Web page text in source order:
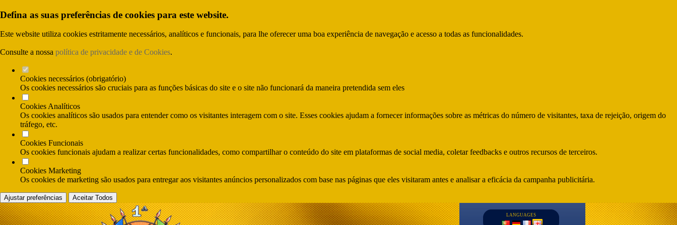
Defina as suas preferências de cookies para este website.
Este website utiliza cookies estritamente necessários, analíticos e funcionais, para lhe oferecer uma boa experiência de navegação e acesso a todas as funcionalidades.
Consulte a nossa política de privacidade e de Cookies.
Cookies necessários (obrigatório)
Os cookies necessários são cruciais para as funções básicas do site e o site não funcionará da maneira pretendida sem eles
Cookies Analíticos
Os cookies analíticos são usados para entender como os visitantes interagem com o site. Esses cookies ajudam a fornecer informações sobre as métricas do número de visitantes, taxa de rejeição, origem do
tráfego, etc.
Cookies Funcionais
Os cookies funcionais ajudam a realizar certas funcionalidades, como compartilhar o conteúdo do site em plataformas de social media, coletar feedbacks e outros recursos de terceiros.
Cookies Marketing
Os cookies de marketing são usados para entregar aos visitantes anúncios personalizados com base nas páginas que eles visitaram antes e analisar a eficácia da campanha publicitária.
Ajustar preferências Aceitar Todos
LANGUAGES